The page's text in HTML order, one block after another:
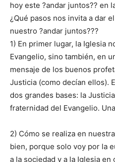
hoy este ?andar juntos?? en
¿Qué pasos nos invita a dar
nuestro ?andar juntos???
1) En primer lugar, la Iglesia
Evangelio, sino también, en
mensaje de los buenos
Justicia (como decían ellos).
dos grandes bases: la
fraternidad del Evangelio.
2) Cómo se realiza en
bien, porque solo voy por la
a la sociedad y a la Iglesia